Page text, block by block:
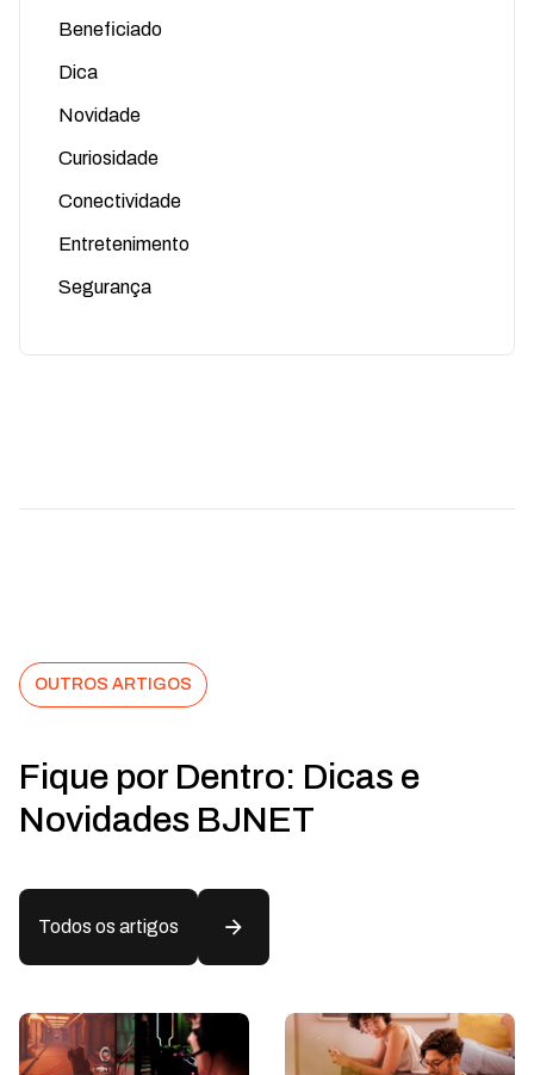
Beneficiado
Dica
Novidade
Curiosidade
Conectividade
Entretenimento
Segurança
OUTROS ARTIGOS
Fique por Dentro: Dicas e
Novidades BJNET
Todos os artigos